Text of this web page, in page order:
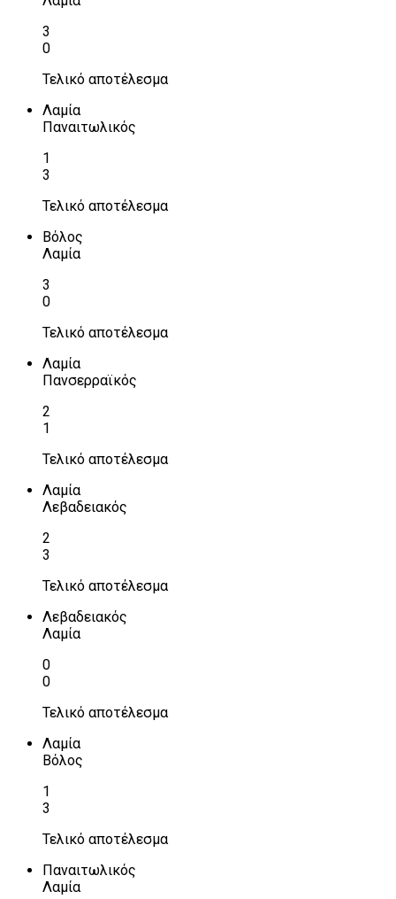
3
0
Τελικό αποτέλεσμα
Λαμία
Παναιτωλικός
1
3
Τελικό αποτέλεσμα
Βόλος
Λαμία
3
0
Τελικό αποτέλεσμα
Λαμία
Πανσερραϊκός
2
1
Τελικό αποτέλεσμα
Λαμία
Λεβαδειακός
2
3
Τελικό αποτέλεσμα
Λεβαδειακός
Λαμία
0
0
Τελικό αποτέλεσμα
Λαμία
Βόλος
1
3
Τελικό αποτέλεσμα
Παναιτωλικός
Λαμία